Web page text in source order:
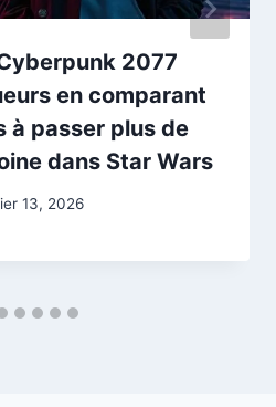
2077
en comparant
à passer plus de
dans Star Wars
13, 2026